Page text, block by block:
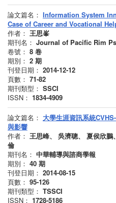
論文篇名： Information System
Case of Career and Vocational
作者： 王思峯
期刊名： Journal of Pacific Rim
卷號： 8 卷
期別： 2 期
刊登日期： 2014-12-12
頁數： 71-82
期刊類型： SSCI
ISSN： 1834-4909
論文篇名： 大學生涯資訊系統
與影響
作者： 王思峰、 吳濟聰、 夏侯欣
倫
期刊名： 中華輔導與諮商學報
期別： 40 期
刊登日期： 2014-08-15
頁數： 95-126
期刊類型： TSSCI
ISSN： 1728-5186